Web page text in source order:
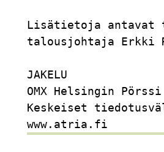
Lisätietoja antavat
talousjohtaja Erkki
JAKELU
OMX Helsingin Pörssi
Keskeiset